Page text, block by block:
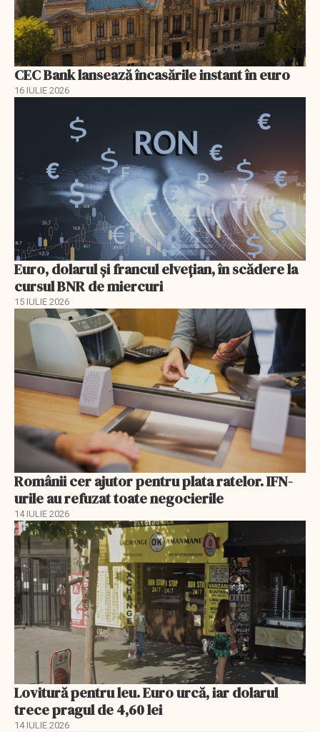
CEC Bank lansează încasările instant în euro
16 IULIE 2026
Euro, dolarul și francul elvețian, în scădere la
cursul BNR de miercuri
15 IULIE 2026
Românii cer ajutor pentru plata ratelor. IFN-
urile au refuzat toate negocierile
14 IULIE 2026
Lovitură pentru leu. Euro urcă, iar dolarul
trece pragul de 4,60 lei
14 IULIE 2026